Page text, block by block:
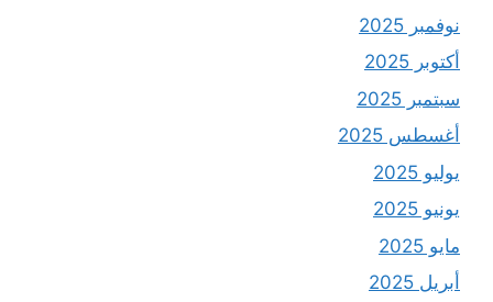
نوفمبر 2025
أكتوبر 2025
سبتمبر 2025
أغسطس 2025
يوليو 2025
يونيو 2025
مايو 2025
أبريل 2025